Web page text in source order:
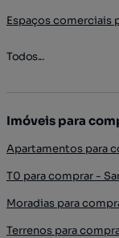
Espaços comerciais
Todos...
Imóveis para
Apartamentos para
T0 para comprar -
Moradias para
Terrenos para